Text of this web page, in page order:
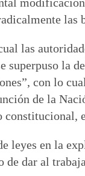
las
las
la
con lo
de la
en la
dar al